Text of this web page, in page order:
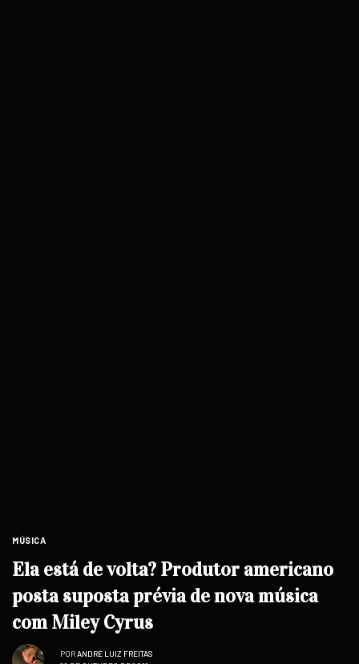
MÚSICA
Ela está de volta? Produtor americano
posta suposta prévia de nova música
com Miley Cyrus
PORANDRÉ LUIZ FREITAS